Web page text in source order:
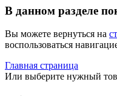
В данном разделе
Вы можете вернуться на
воспользоваться
Главная страница
Или выберите нужный